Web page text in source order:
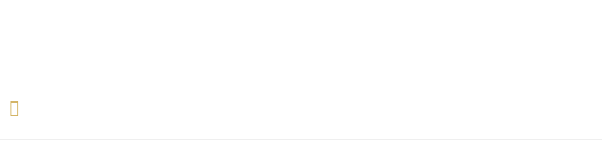
Rozpocznij współpracę